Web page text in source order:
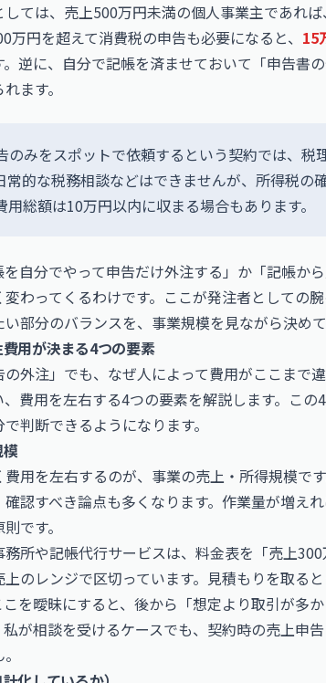
しては、売上500万円未満の個人事業主であれ
万円を超えて消費税の申告も必要になると、 15
。逆に、自分で記帳を済ませておいて「申告書
ます。
のみをスポットで依頼するという契約では、税
常的な税務相談などはできませんが、所得税
用総額は10万円以内に収まる場合もあります。
自分でやって申告だけ外注する」か「記帳か
わってくるわけです。ここが発注者としての
部分のバランスを、事業規模を見ながら決め
用が決まる4つの要素
外注」でも、なぜ人によって費用がここまで
、費用を左右する4つの要素を解説します。こ
判断できるようになります。
用を左右するのが、事業の売上・所得規模で
認すべき論点も多くなります。作業量が増え
です。
務所や記帳代行サービスは、料金表を「売上
のレンジで区切っています。見積もりを取る
を曖昧にすると、後から「想定より取引が多
が相談を受けるケースでも、契約時の売上申